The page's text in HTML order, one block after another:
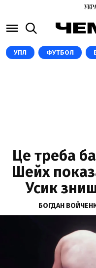
УПЛ ФУТБОЛ
Це треба
Шейх
Усик
БОГДАН